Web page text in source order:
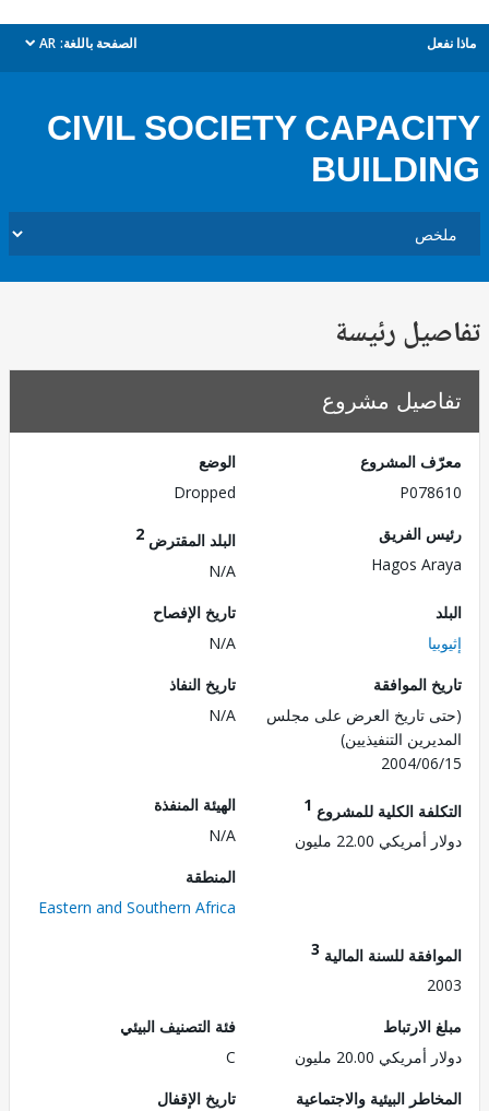
الصفحة باللغة: AR
dropdown
CIVIL SOCIETY
رئيسة
مشروع
المشروع
Dropped
الفريق
Hagos
البلد المقترض
تاريخ الإفصاح
الموافقة
تاريخ العرض على مجلس
التنفيذيين)
2004/
تاريخ النفاذ
N/A
الكلية للمشروع1
22.00 مليون
الهيئة المنفذة
Eastern and Southern Africa
للسنة المالية3
20.00 مليون
فئة التصنيف البيئي
البيئية والاجتماعية
تاريخ الإقفال